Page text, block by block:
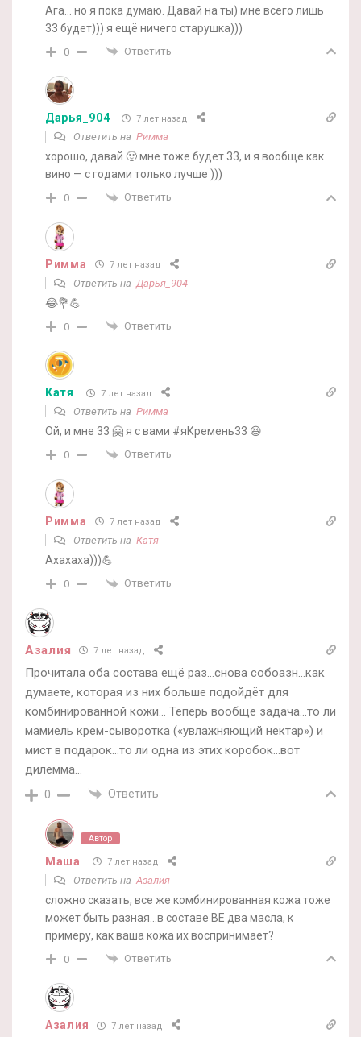
Ага… но я пока думаю. Давай на ты) мне всего лишь
33 будет))) я ещё ничего старушка)))
0 Ответить
Дарья_904 7 лет назад
Ответить на Римма
хорошо, давай 🙂 мне тоже будет 33, и я вообще как
вино — с годами только лучше )))
0 Ответить
Римма 7 лет назад
Ответить на Дарья_904
😂💐💪
0 Ответить
Катя 7 лет назад
Ответить на Римма
Ой, и мне 33 🤗 я с вами #яКремень33 😆
0 Ответить
Римма 7 лет назад
Ответить на Катя
Ахахаха)))💪
0 Ответить
Азалия 7 лет назад
Прочитала оба состава ещё раз…снова собоазн…как
думаете, которая из них больше подойдёт для
комбинированной кожи… Теперь вообще задача…то ли
мамиель крем-сыворотка («увлажняющий нектар») и
мист в подарок…то ли одна из этих коробок…вот
дилемма…
0 Ответить
Автор
Маша 7 лет назад
Ответить на Азалия
сложно сказать, все же комбинированная кожа тоже
может быть разная…в составе BE два масла, к
примеру, как ваша кожа их воспринимает?
0 Ответить
Азалия 7 лет назад